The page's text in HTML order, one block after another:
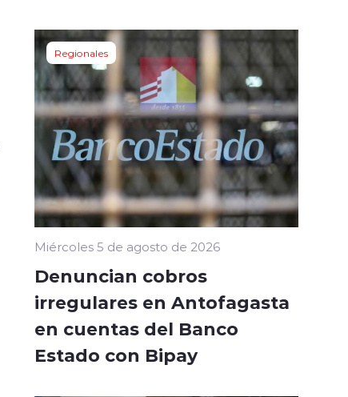
Regionales
Miércoles 5 de agosto de 2026
Denuncian cobros
irregulares en Antofagasta
en cuentas del Banco
Estado con Bipay